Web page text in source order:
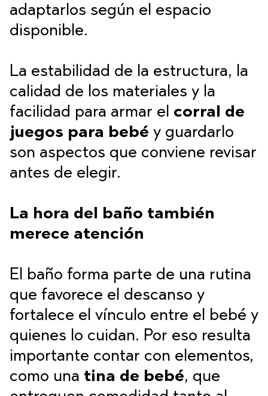
adaptarlos según el espacio
disponible.
La estabilidad de la estructura, la
calidad de los materiales y la
facilidad para armar el corral de
juegos para bebé y guardarlo
son aspectos que conviene revisar
antes de elegir.
La hora del baño también
merece atención
El baño forma parte de una rutina
que favorece el descanso y
fortalece el vínculo entre el bebé y
quienes lo cuidan. Por eso resulta
importante contar con elementos,
como una tina de bebé, que